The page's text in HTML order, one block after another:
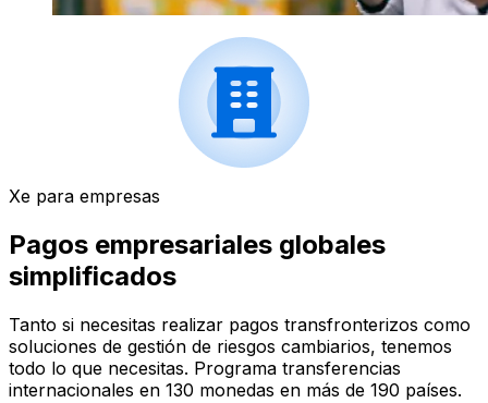
Xe para empresas
Pagos empresariales globales
simplificados
Tanto si necesitas realizar pagos transfronterizos como
soluciones de gestión de riesgos cambiarios, tenemos
todo lo que necesitas. Programa transferencias
internacionales en 130 monedas en más de 190 países.